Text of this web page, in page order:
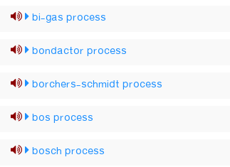
bi-gas process
bondactor process
borchers-schmidt process
bos process
bosch process